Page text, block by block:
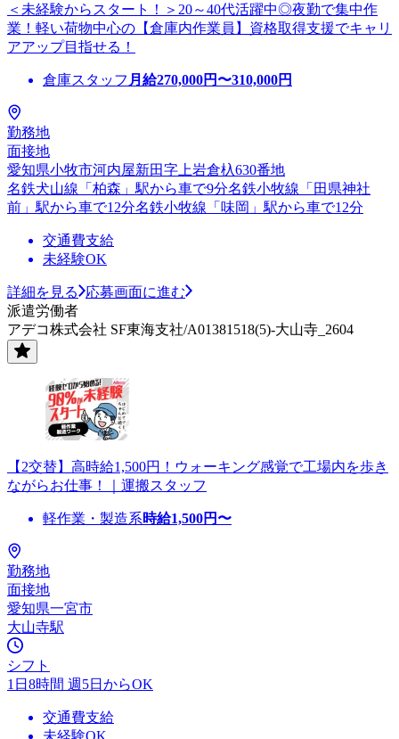
＜未経験からスタート！＞20～40代活躍中◎夜勤で集中作
業！軽い荷物中心の【倉庫内作業員】資格取得支援でキャリ
アアップ目指せる！
倉庫スタッフ 月給270,000円〜310,000円
勤務地
面接地
愛知県小牧市河内屋新田字上岩倉杁630番地
名鉄犬山線「柏森」駅から車で9分名鉄小牧線「田県神社
前」駅から車で12分名鉄小牧線「味岡」駅から車で12分
交通費支給
未経験OK
詳細を見る
応募画面に進む
派遣労働者
アデコ株式会社 SF東海支社/A01381518(5)-大山寺_2604
【2交替】高時給1,500円！ウォーキング感覚で工場内を歩き
ながらお仕事！｜運搬スタッフ
軽作業・製造系時給1,500円〜
勤務地
面接地
愛知県一宮市
大山寺駅
シフト
1日8時間 週5日からOK
交通費支給
未経験OK